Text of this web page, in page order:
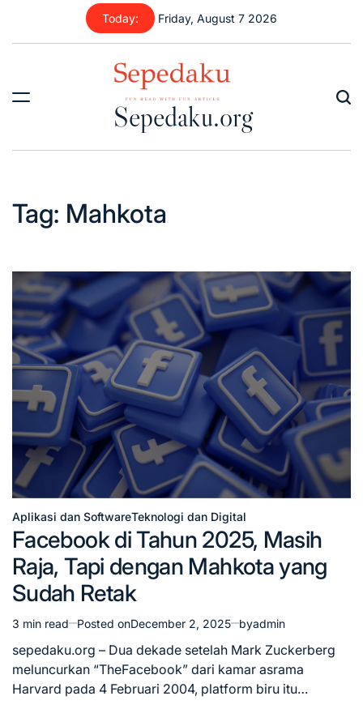
content
Today: Friday, August 7 2026
Sepedaku.org
Tag: Mahkota
Posted
in
Aplikasi dan SoftwareTeknologi dan Digital
Facebook di Tahun 2025, Masih
Raja, Tapi dengan Mahkota yang
Sudah Retak
Estimated
read
time
3 min read Posted onDecember 2, 2025 byadmin
sepedaku.org – Dua dekade setelah Mark Zuckerberg
meluncurkan “TheFacebook” dari kamar asrama
Harvard pada 4 Februari 2004, platform biru itu…